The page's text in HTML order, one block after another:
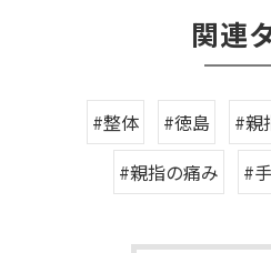
関連
#整体 #徳島
#親
#親指の痛み
#